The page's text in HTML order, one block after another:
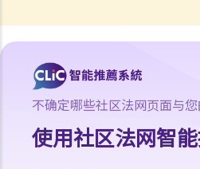
G. 已婚人士享有的福利与权益
A. 已婚人士免税额
B. 供养父母及供养祖父母或外祖父母免
H. 重婚
不确定哪些社区法网页面与您
使用社区法网智能